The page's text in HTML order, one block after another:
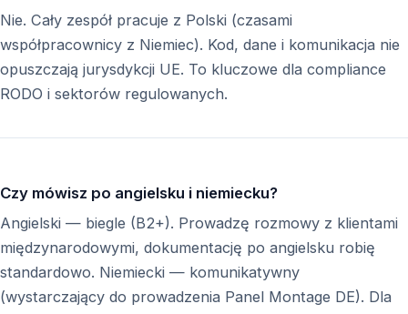
Nie. Cały zespół pracuje z Polski (czasami
współpracownicy z Niemiec). Kod, dane i komunikacja nie
opuszczają jurysdykcji UE. To kluczowe dla compliance
RODO i sektorów regulowanych.
Czy mówisz po angielsku i niemiecku?
Angielski — biegle (B2+). Prowadzę rozmowy z klientami
międzynarodowymi, dokumentację po angielsku robię
standardowo. Niemiecki — komunikatywny
(wystarczający do prowadzenia Panel Montage DE). Dla